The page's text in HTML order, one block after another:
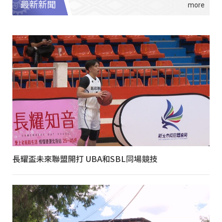
最新新聞
長耀盃未來聯盟開打 UBA和SBL同場競技